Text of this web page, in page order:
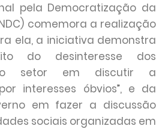
pela Democratização da
comemora a realização
ela, a iniciativa demonstra
do desinteresse dos
setor em discutir a
interesses óbvios”, e da
em fazer a discussão
sociais organizadas em